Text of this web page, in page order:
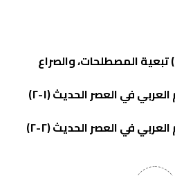
الغزو المصطلحي (٢-٢) تبعية المصطلحات، والصراع
قراءة في تخلف العالم العربي في العصر الحديث (١-٢)
قراءة في تخلف العالم العربي في العصر الحديث (٢-٢)